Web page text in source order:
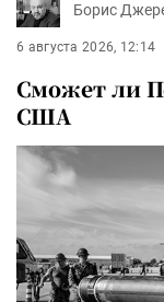
Борис
6 августа 2026, 12:14
Сможет ли
США